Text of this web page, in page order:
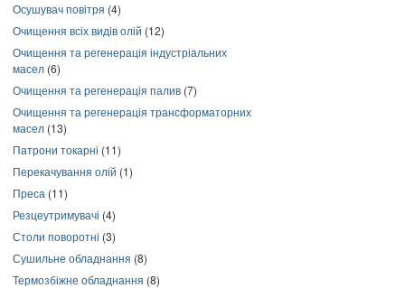
Осушувач повітря (4)
Очищення всіх видів олій (12)
Очищення та регенерація індустріальних
масел (6)
Очищення та регенерація палив (7)
Очищення та регенерація трансформаторних
масел (13)
Патрони токарні (11)
Перекачування олій (1)
Преса (11)
Резцеутримувачі (4)
Столи поворотні (3)
Сушильне обладнання (8)
Термозбіжне обладнання (8)